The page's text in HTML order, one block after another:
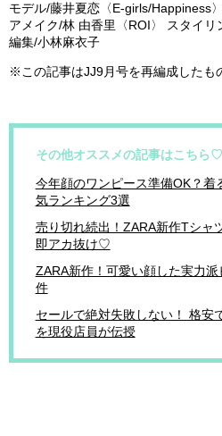
モデル/藤井夏恋〈E-girls/Happiness
アメイク/林 由香里〈ROI〉 スタイ
編集/小林麻衣子
※この記事はJJ9月号を再編成したも
その他オススメの記事はこちら♡
今年顔のワンピース準備OK？着
気ランキング3選
売り切れ続出！ZARA新作Tシャ
即アカ抜け♡
ZARA新作！可愛い顔した実力
件
セールで絶対失敗しない！ 格安
を現役店員が伝授